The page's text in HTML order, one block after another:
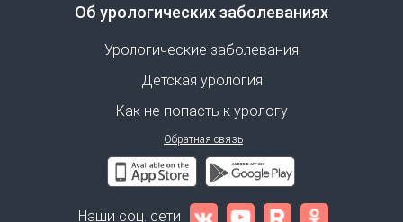
Об урологических заболеваниях
Урологические заболевания
Детская урология
Как не попасть к урологу
Обратная связь
Наши соц. сети